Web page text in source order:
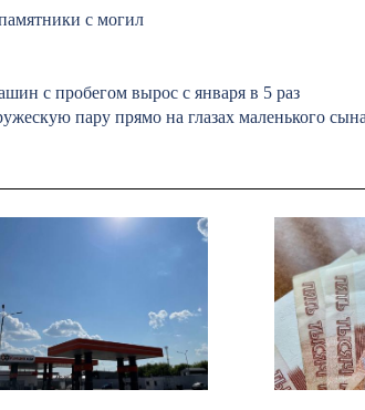
с могил
с пробегом вырос с января в 5 раз
пару прямо на глазах маленького сына